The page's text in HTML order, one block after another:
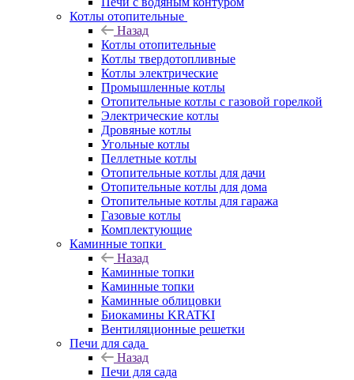
Котлы отопительные
Назад
Котлы отопительные
Котлы твердотопливные
Котлы электрические
Промышленные котлы
Отопительные котлы с газовой горелкой
Электрические котлы
Дровяные котлы
Угольные котлы
Пеллетные котлы
Отопительные котлы для дачи
Отопительные котлы для дома
Отопительные котлы для гаража
Газовые котлы
Комплектующие
Каминные топки
Назад
Каминные топки
Каминные топки
Каминные облицовки
Биокамины KRATKI
Вентиляционные решетки
Печи для сада
Назад
Печи для сада